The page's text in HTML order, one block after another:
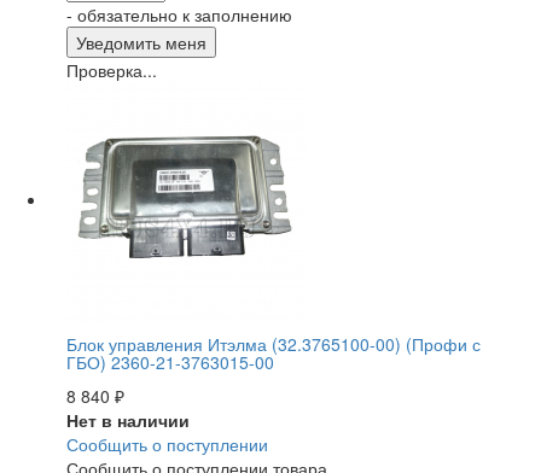
- обязательно к заполнению
Проверка...
Блок управления Итэлма (32.3765100-00) (Профи с
ГБО) 2360-21-3763015-00
8 840 ₽
Нет в наличии
Сообщить о поступлении
Сообщить о поступлении товара